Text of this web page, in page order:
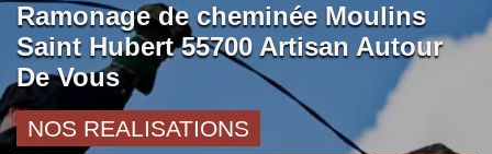
Ramonage de cheminée Moulins
Saint Hubert 55700 Artisan Autour
De Vous
NOS REALISATIONS